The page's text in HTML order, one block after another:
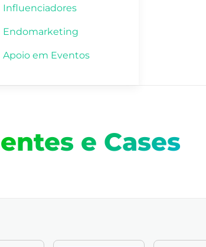
Influenciadores
Endomarketing
Apoio em Eventos
e Cases